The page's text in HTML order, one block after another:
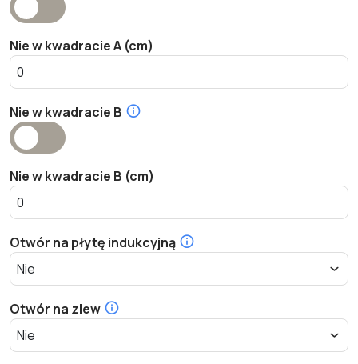
Nie w kwadracie A (cm)
Nie w kwadracie B
Nie w kwadracie B (cm)
Otwór na płytę indukcyjną
Otwór na zlew